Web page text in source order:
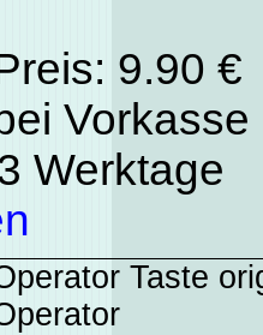
9.90
Werktage
Taste